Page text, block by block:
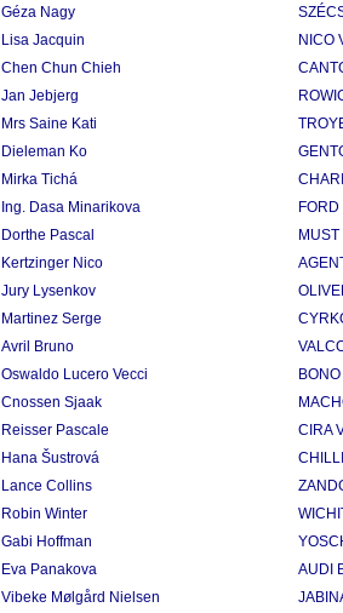
Géza Nagy
Lisa Jacquin NICO
Chen Chun Chieh
Jan Jebjerg
Mrs Saine Kati
Dieleman Ko
Mirka Tichá
Ing. Dasa Minarikova
Dorthe Pascal
Kertzinger Nico
Jury Lysenkov
Martinez Serge
Avril Bruno
Oswaldo Lucero Vecci
Cnossen Sjaak
Reisser Pascale CIRA
Hana Šustrová
Lance Collins
Robin Winter
Gabi Hoffman
Eva Panakova AUDI
Vibeke Mølgård Nielsen